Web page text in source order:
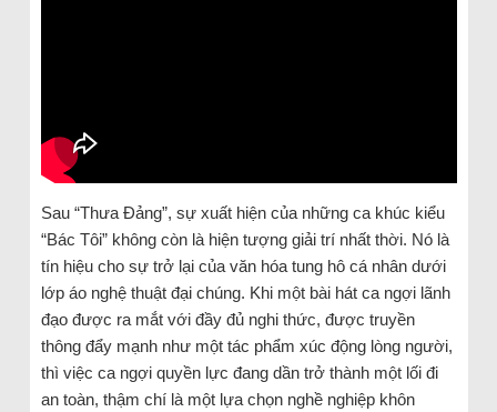
Sau “Thưa Đảng”, sự xuất hiện của những ca khúc kiểu
“Bác Tôi” không còn là hiện tượng giải trí nhất thời. Nó là
tín hiệu cho sự trở lại của văn hóa tung hô cá nhân dưới
lớp áo nghệ thuật đại chúng. Khi một bài hát ca ngợi lãnh
đạo được ra mắt với đầy đủ nghi thức, được truyền
thông đẩy mạnh như một tác phẩm xúc động lòng người,
thì việc ca ngợi quyền lực đang dần trở thành một lối đi
an toàn, thậm chí là một lựa chọn nghề nghiệp khôn